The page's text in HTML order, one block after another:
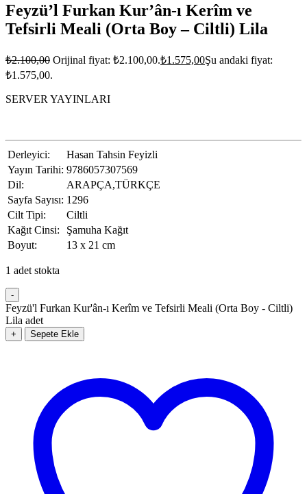
Feyzü’l Furkan Kur’ân-ı Kerîm ve
Tefsirli Meali (Orta Boy – Ciltli) Lila
₺2.100,00 Orijinal fiyat: ₺2.100,00.₺1.575,00Şu andaki fiyat:
₺1.575,00.
SERVER YAYINLARI
Derleyici:
Hasan Tahsin Feyizli
Yayın Tarihi: 9786057307569
Dil:
ARAPÇA,TÜRKÇE
Sayfa Sayısı: 1296
Cilt Tipi:
Ciltli
Kağıt Cinsi:
Şamuha Kağıt
Boyut:
13 x 21 cm
1 adet stokta
-
Feyzü'l Furkan Kur'ân-ı Kerîm ve Tefsirli Meali (Orta Boy - Ciltli)
Lila adet
+ Sepete Ekle